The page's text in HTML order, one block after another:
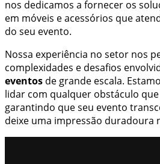
nos dedicamos a fornecer os
em móveis e acessórios que
do seu evento.
Nossa experiência no setor nos
complexidades e desafios
eventos de grande escala.
lidar com qualquer obstáculo
garantindo que seu evento
deixe uma impressão duradoura